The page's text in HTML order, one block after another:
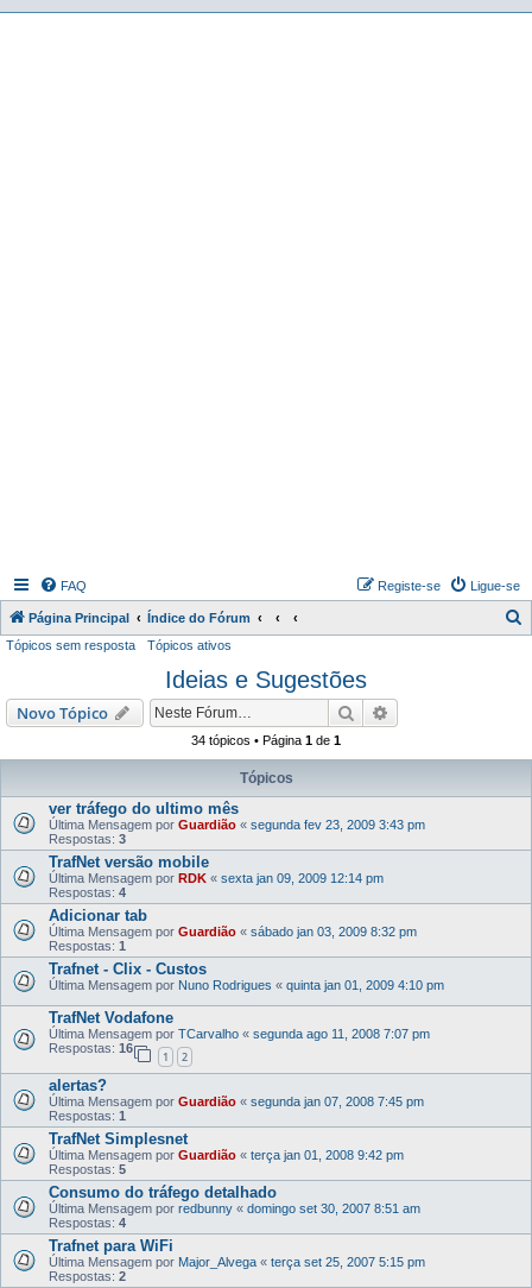
FAQ Ligue-se
Registe-se
Página Principal Índice do Fórum
i
Tópicos sem resposta Tópicos ativos
Ideias e Sugestões
Novo Tópico Pesquisar
34 tópicos • Página 1 de 1
Tópicos
ver tráfego do ultimo mês
Última Mensagem por Guardião « segunda fev 23, 2009 3:43 pm
Respostas: 3
TrafNet versão mobile
Última Mensagem por RDK « sexta jan 09, 2009 12:14 pm
Respostas: 4
Adicionar tab
Última Mensagem por Guardião « sábado jan 03, 2009 8:32 pm
Respostas: 1
Trafnet - Clix - Custos
Última Mensagem por Nuno Rodrigues « quinta jan 01, 2009 4:10 pm
TrafNet Vodafone
Última Mensagem por TCarvalho « segunda ago 11, 2008 7:07 pm
Respostas: 16
1 2
alertas?
Última Mensagem por Guardião « segunda jan 07, 2008 7:45 pm
Respostas: 1
TrafNet Simplesnet
Última Mensagem por Guardião « terça jan 01, 2008 9:42 pm
Respostas: 5
Consumo do tráfego detalhado
Última Mensagem por redbunny « domingo set 30, 2007 8:51 am
Respostas: 4
Trafnet para WiFi
Última Mensagem por Major_Alvega « terça set 25, 2007 5:15 pm
Respostas: 2